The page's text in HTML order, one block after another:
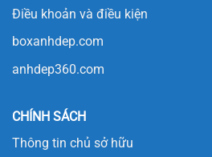
Điều khoản và điều kiện
boxanhdep.com
anhdep360.com
CHÍNH SÁCH
Thông tin chủ sở hữu